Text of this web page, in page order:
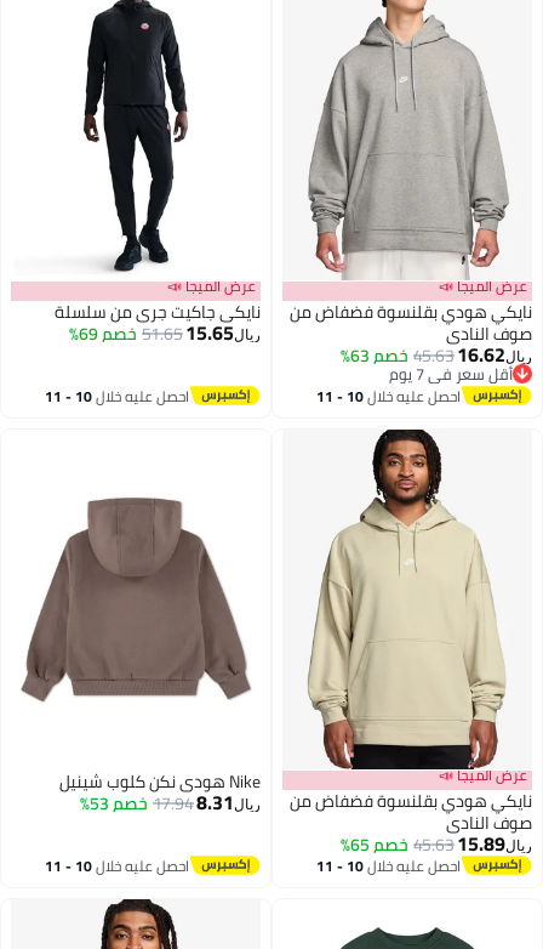
3
عرض الميجا 📣
نايكي هودي بقلنسوة فضفاض من
صوف النادي
ريال16.62
45.63خصم 63%
أقل سعر في 7 يوم
أقل سعر في 7 يوماحصل عليه خلال 10 - 11
عرض الميجا 📣
نايكي جاكيت جري من سلسلة
ريال15.65
51.65خصم 69%
احصل عليه خلال 10 - 11
3
عرض الميجا 📣
نايكي هودي بقلنسوة فضفاض من
صوف النادي
ريال15.89
45.63خصم 65%
احصل عليه خلال 10 - 11
اغسطس
Nike هودي نكن كلوب شينيل
ريال 8.31
17.94خصم 53%
احصل عليه خلال 10 - 11
اغسطس